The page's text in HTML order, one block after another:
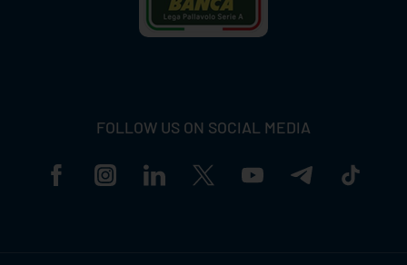
FOLLOW US ON SOCIAL MEDIA